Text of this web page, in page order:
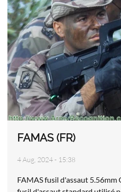
FAMAS (FR)
4 Aug, 2024 - 15:38
FAMAS fusil d'assaut 5.56mm